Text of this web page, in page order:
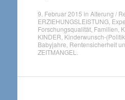
9. Februar 2015 in Alterung /
ERZIEHUNGSLEISTUNG,
Forschungsqualität, Familien
KINDER Kinderwunsch-
Babyjahre Rentensicherheit
ZEITMANGEL